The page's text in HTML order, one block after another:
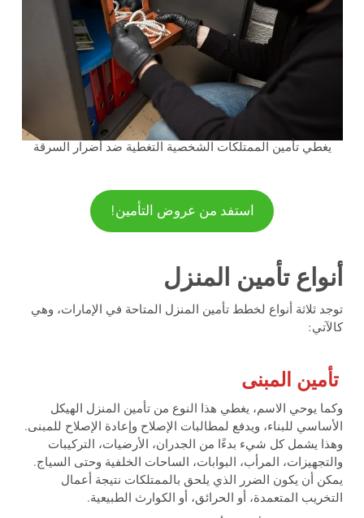
يغطي تأمين الممتلكات الشخصية التغطية ضد أضرار السرقة
استفد من عروض التأمين!
أنواع تأمين المنزل
توجد ثلاثة أنواع لخطط تأمين المنزل المتاحة في الإمارات، وهي
كالآتي:
تأمين المبنى
وكما يوحي الاسم، يغطي هذا النوع من تأمين المنزل الهيكل
الأساسي للبناء، ويدفع لمطالبات الإصلاح وإعادة الإصلاح للمبنى.
وهذا يشمل كل شيء بدءًا من الجدران، الأرضيات، التركيبات
والتجهيزات، المرأب، البوابات، الساحات الخلفية وحتى السياج.
يمكن أن يكون الضرر الذي يلحق بالممتلكات نتيجة أعمال
التخريب المتعمدة، أو الحرائق، أو الكوارث الطبيعية.